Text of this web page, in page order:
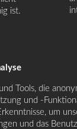
ist.
Tools, die
und -
um
und das